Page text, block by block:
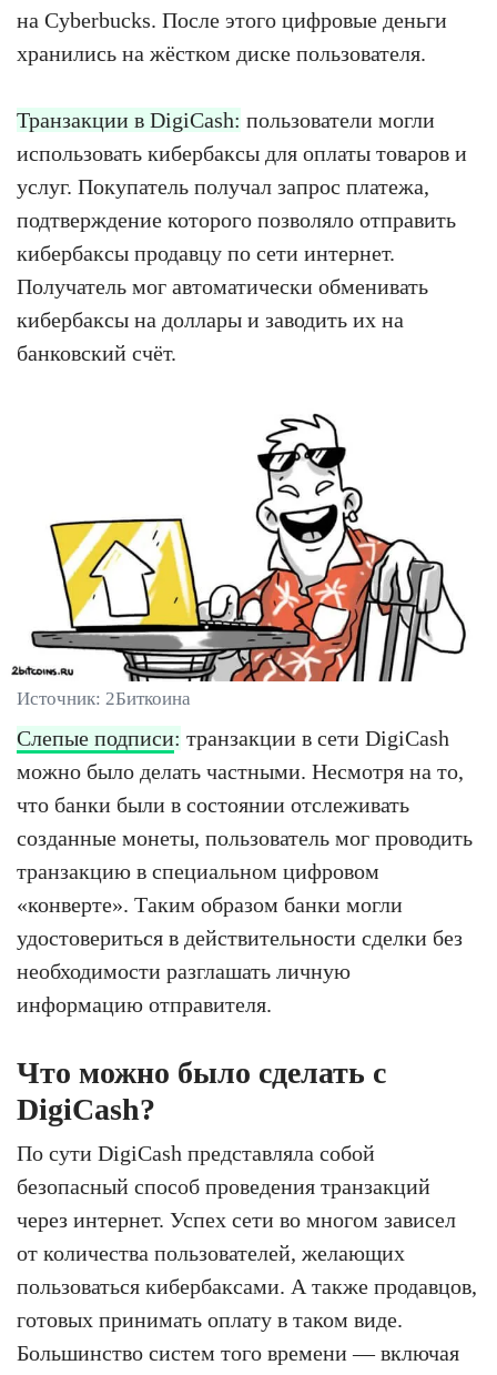
на Cyberbucks. После этого цифровые деньги
хранились на жёстком диске пользователя.
Транзакции в DigiCash: пользователи могли
использовать кибербаксы для оплаты товаров и
услуг. Покупатель получал запрос платежа,
подтверждение которого позволяло отправить
кибербаксы продавцу по сети интернет.
Получатель мог автоматически обменивать
кибербаксы на доллары и заводить их на
банковский счёт.
Источник: 2Биткоина
Слепые подписи: транзакции в сети DigiCash
можно было делать частными. Несмотря на то,
что банки были в состоянии отслеживать
созданные монеты, пользователь мог проводить
транзакцию в специальном цифровом
«конверте». Таким образом банки могли
удостовериться в действительности сделки без
необходимости разглашать личную
информацию отправителя.
Что можно было сделать с
DigiCash?
По сути DigiCash представляла собой
безопасный способ проведения транзакций
через интернет. Успех сети во многом зависел
от количества пользователей, желающих
пользоваться кибербаксами. А также продавцов,
готовых принимать оплату в таком виде.
Большинство систем того времени — включая